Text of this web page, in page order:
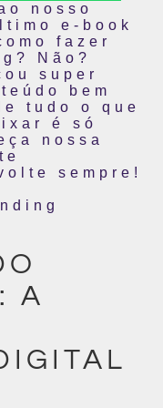
nosso
e-book
fazer
Não?
super
bem
tudo o que
é só
nossa
sempre!
A